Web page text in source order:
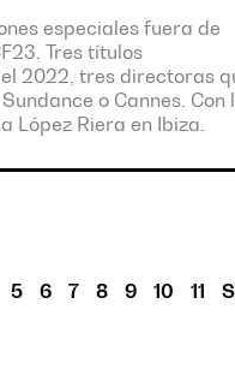
especiales fuera de
Tres títulos
2022, tres directoras
o Cannes. Con
López Riera en Ibiza.
5 6 7 8 9 10 11